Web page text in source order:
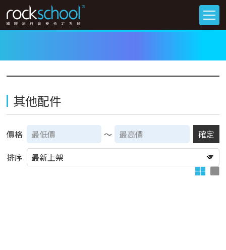
其他配件
價格 ～
確定
排序